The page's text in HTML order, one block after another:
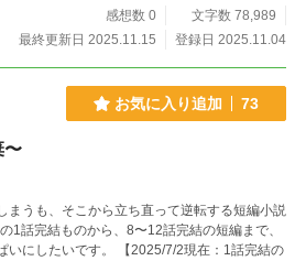
感想数 0
文字数 78,989
最終更新日 2025.11.15
登録日 2025.11.04
お気に入り追加 73
〜
まうも、そこから立ち直って逆転する短編小説
1話完結ものから、8〜12話完結の短編まで、
【2025/7/2現在：1話完結の